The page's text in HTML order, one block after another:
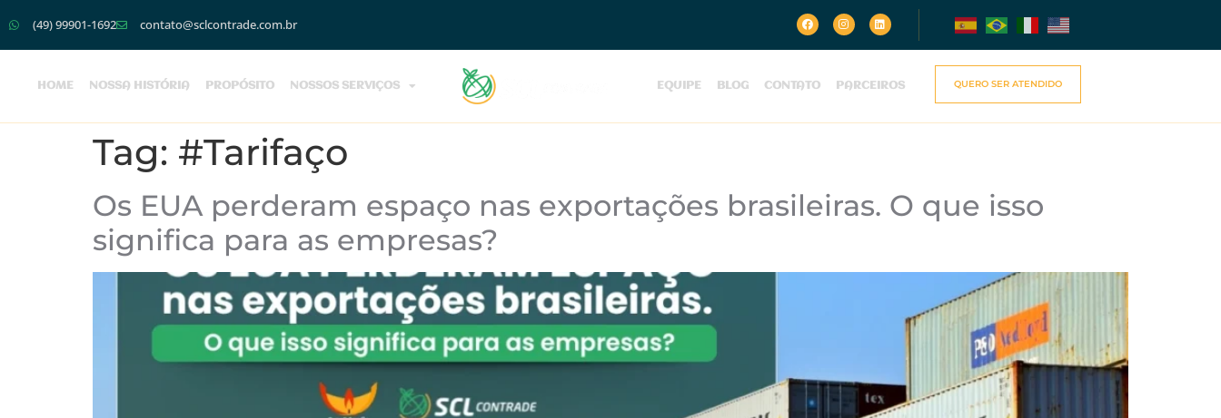
(49) 99901-1692 contato@sclcontrade.com.br
HOME NOSSA HISTÓRIA PROPÓSITO NOSSOS SERVIÇOS EQUIPE BLOG CONTATO PARCEIROS QUERO SER ATENDIDO
Tag: #Tarifaço
Os EUA perderam espaço nas exportações brasileiras. O que isso
significa para as empresas?